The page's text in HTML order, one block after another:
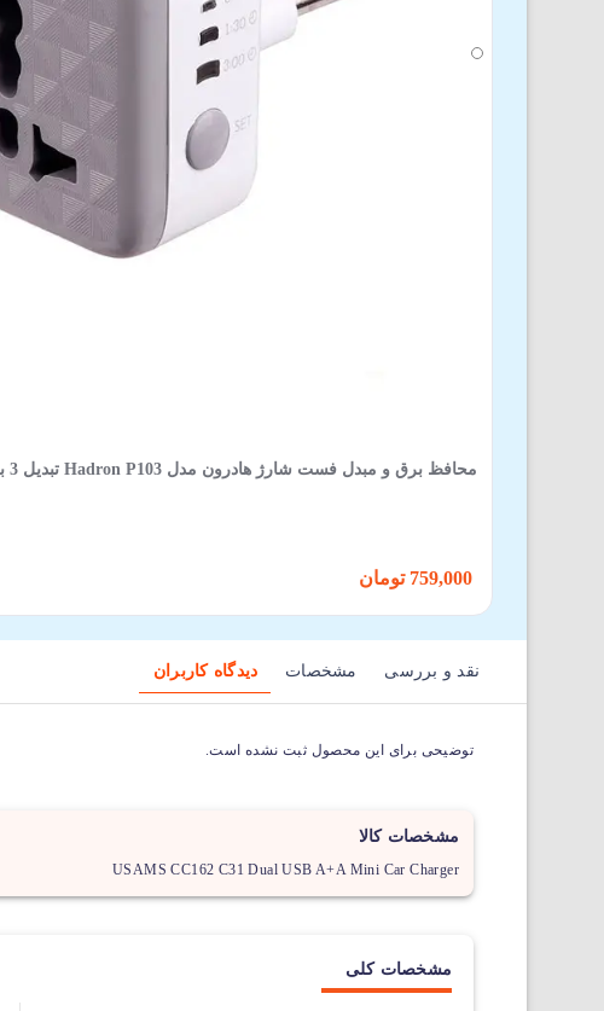
محافظ برق و مبدل فست شارژ هادرون مدل Hadron P103 تبدیل 3 به 2 تایمردار
نقد و بررسی مشخصات دیدگاه کاربران
توضیحی برای این محصول ثبت نشده است.
مشخصات کالا
USAMS CC162 C31 Dual USB A+A Mini Car Charger
مشخصات کلی